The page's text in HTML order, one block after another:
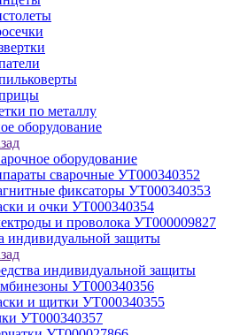
по металлу
оборудование
оборудование
сварочные УТ000340352
фиксаторы УТ000340353
и очки УТ000340354
и проволока УТ000009827
индивидуальной защиты
индивидуальной защиты
УТ000340356
и щитки УТ000340355
УТ000340357